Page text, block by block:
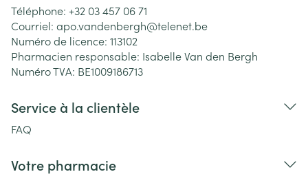
Téléphone: +32 03 457 06 71
Courriel: apo.vandenbergh@telenet.be
Numéro de licence: 113102
Pharmacien responsable: Isabelle Van den Bergh
Numéro TVA: BE1009186713
Service à la clientèle
FAQ
Votre pharmacie